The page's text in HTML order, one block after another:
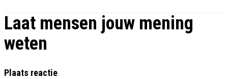
Laat mensen jouw mening
weten
Plaats reactie